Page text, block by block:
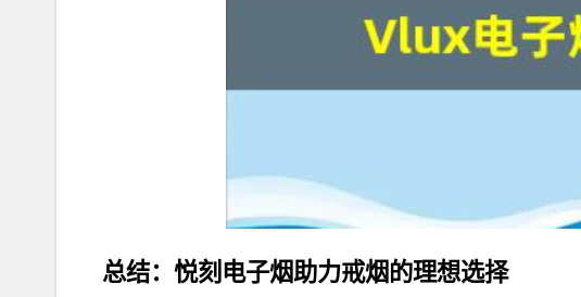
总结：悦刻电子烟助力戒烟的理想选择